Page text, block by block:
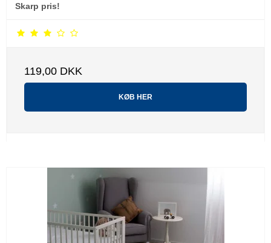
Skarp pris!
119,00 DKK
KØB HER